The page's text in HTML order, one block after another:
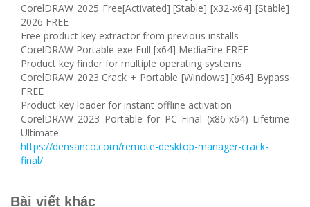
CorelDRAW 2025 Free[Activated] [Stable] [x32-x64] [Stable]
2026 FREE
Free product key extractor from previous installs
CorelDRAW Portable exe Full [x64] MediaFire FREE
Product key finder for multiple operating systems
CorelDRAW 2023 Crack + Portable [Windows] [x64] Bypass
FREE
Product key loader for instant offline activation
CorelDRAW 2023 Portable for PC Final (x86-x64) Lifetime
Ultimate
https://densanco.com/remote-desktop-manager-crack-
final/
Bài viết khác